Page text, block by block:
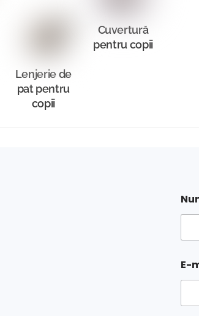
Lenjerie de
pat pentru
copii
Cuvertură
pentru copii
E-